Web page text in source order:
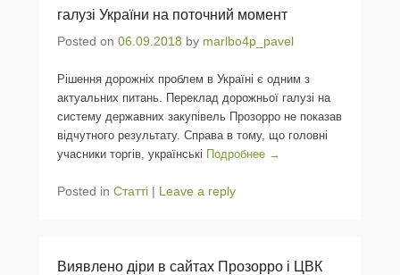
галузі України на поточний момент
Posted on 06.09.2018 by marlbo4p_pavel
Рішення дорожніх проблем в Україні є одним з
актуальних питань. Переклад дорожньої галузі на
систему державних закупівель Прозорро не показав
відчутного результату. Справа в тому, що головні
учасники торгів, українські Подробнее →
Posted in Статті | Leave a reply
Виявлено діри в сайтах Прозорро і ЦВК